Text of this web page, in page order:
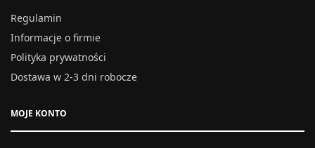
Regulamin
Informacje o firmie
Polityka prywatności
Dostawa w 2-3 dni robocze
MOJE KONTO